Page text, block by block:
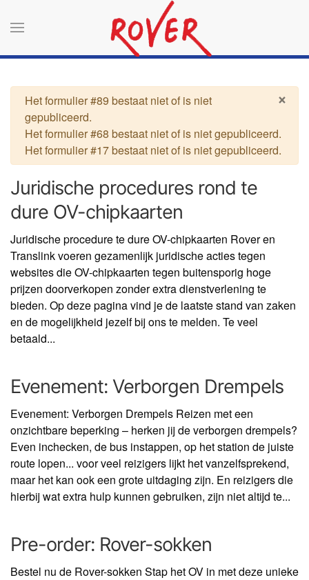
Terug naar hoofdinhoud
×
Waarschuwing
Het formulier #89 bestaat niet of is niet
gepubliceerd.
Het formulier #68 bestaat niet of is niet gepubliceerd.
Het formulier #17 bestaat niet of is niet gepubliceerd.
Juridische procedures rond te
dure OV-chipkaarten
Juridische procedure te dure OV-chipkaarten Rover en
Translink voeren gezamenlijk juridische acties tegen
websites die OV-chipkaarten tegen buitensporig hoge
prijzen doorverkopen zonder extra dienstverlening te
bieden. Op deze pagina vind je de laatste stand van zaken
en de mogelijkheid jezelf bij ons te melden. Te veel
betaald...
Evenement: Verborgen Drempels
Evenement: Verborgen Drempels Reizen met een
onzichtbare beperking – herken jij de verborgen drempels?
Even inchecken, de bus instappen, op het station de juiste
route lopen... voor veel reizigers lijkt het vanzelfsprekend,
maar het kan ook een grote uitdaging zijn. En reizigers die
hierbij wat extra hulp kunnen gebruiken, zijn niet altijd te...
Pre-order: Rover-sokken
Bestel nu de Rover-sokken Stap het OV in met deze unieke